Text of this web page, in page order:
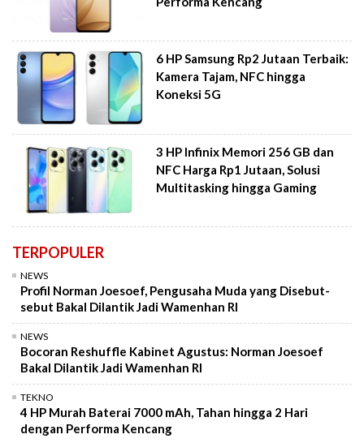
6 HP Samsung Rp2 Jutaan Terbaik:
Kamera Tajam, NFC hingga
Koneksi 5G
3 HP Infinix Memori 256 GB dan
NFC Harga Rp1 Jutaan, Solusi
Multitasking hingga Gaming
TERPOPULER
NEWS
Profil Norman Joesoef, Pengusaha Muda yang Disebut-
sebut Bakal Dilantik Jadi Wamenhan RI
NEWS
Bocoran Reshuffle Kabinet Agustus: Norman Joesoef
Bakal Dilantik Jadi Wamenhan RI
TEKNO
4 HP Murah Baterai 7000 mAh, Tahan hingga 2 Hari
dengan Performa Kencang